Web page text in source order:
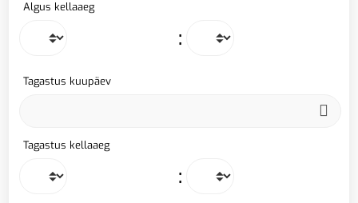
Algus kellaaeg
:
Tagastus kuupäev
Tagastus kellaaeg
: